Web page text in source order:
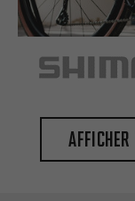
Afficher